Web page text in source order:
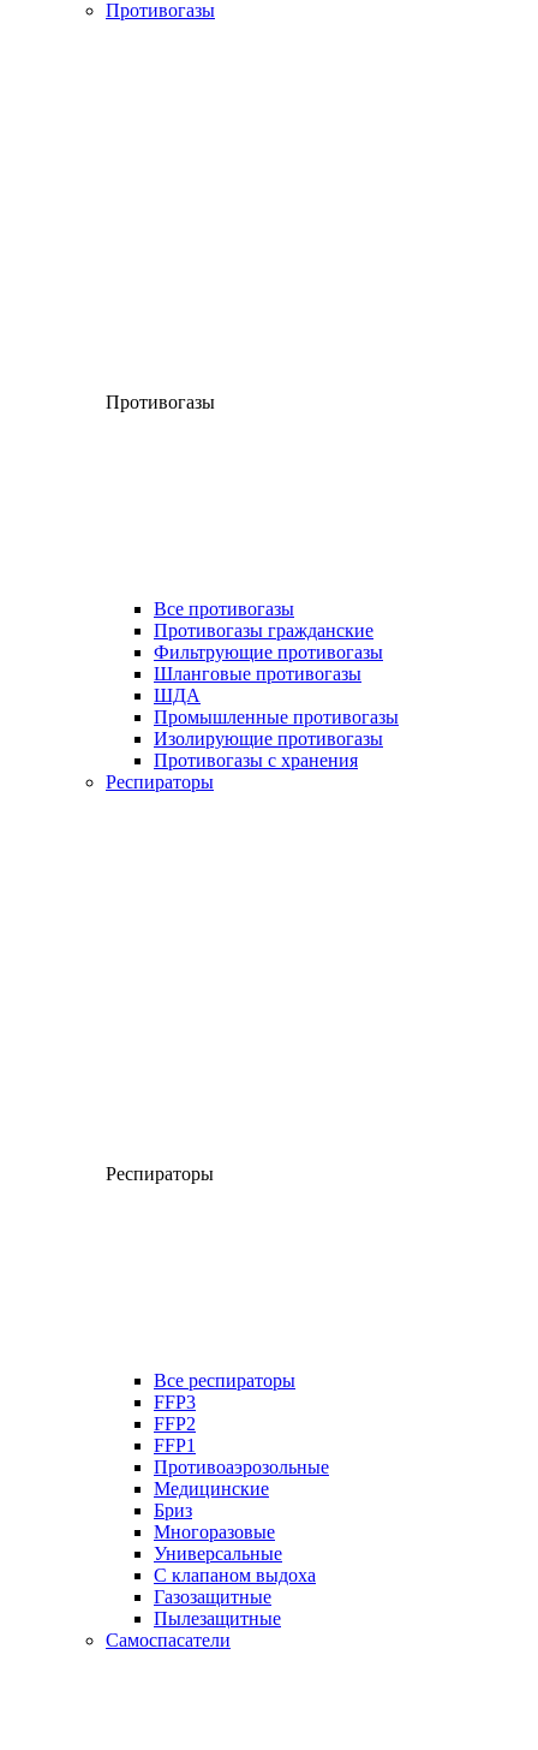
Противогазы
Противогазы
Все противогазы
Противогазы гражданские
Фильтрующие противогазы
Шланговые противогазы
ШДА
Промышленные противогазы
Изолирующие противогазы
Противогазы с хранения
Респираторы
Респираторы
Все респираторы
FFP3
FFP2
FFP1
Противоаэрозольные
Медицинские
Бриз
Многоразовые
Универсальные
С клапаном выдоха
Газозащитные
Пылезащитные
Самоспасатели